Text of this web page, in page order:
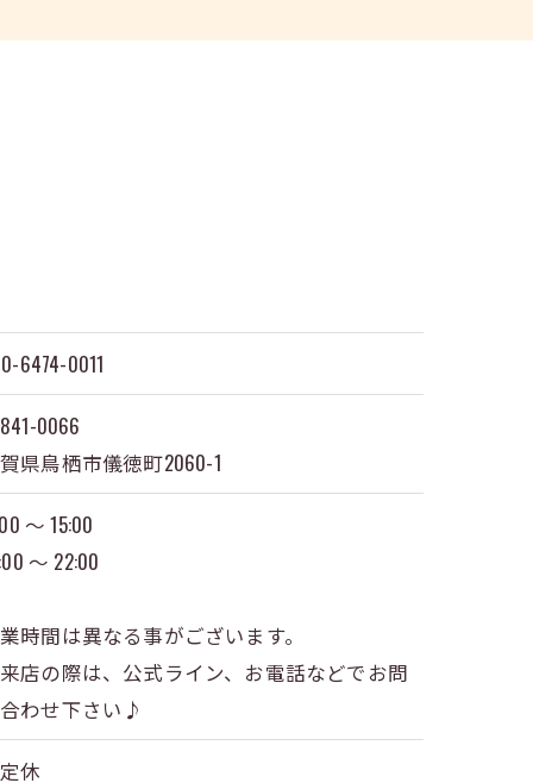
6474-0011
0066
県鳥栖市儀徳町2060-1
〜 15:00
〜 22:00
時間は異なる事がございます。
店の際は、公式ライン、お電話などでお問
わせ下さい♪
休